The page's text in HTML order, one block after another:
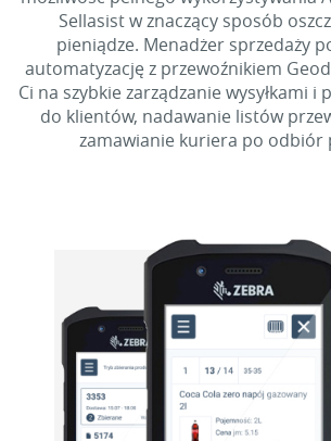
Sellasist w znaczący sposób
pieniądze. Menadżer sprzedaży
automatyzację z przewoźnikiem
Ci na szybkie zarządzanie wysyłkami
do klientów, nadawanie listów
zamawianie kuriera po odbiór